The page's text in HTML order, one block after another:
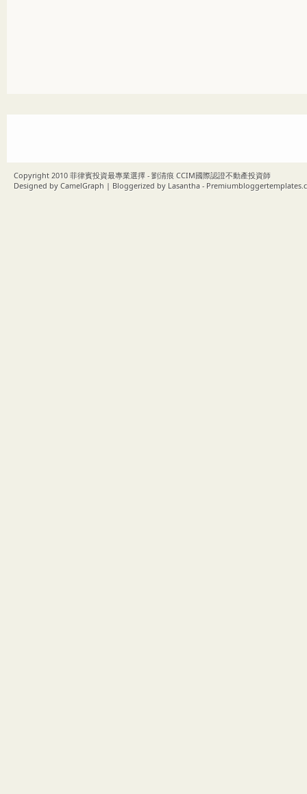
Copyright 2010 菲律賓投資最專業選擇 - 劉清痕 CCIM國際認證不動產投資師
Designed by CamelGraph | Bloggerized by Lasantha -